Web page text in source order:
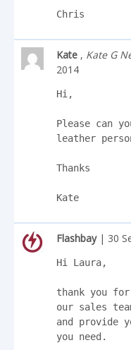
Chris
Kate , Kate G
2014
Hi,
Please can
leather
Thanks
Kate
Flashbay | 30
Hi Laura,
thank you
our sales
and provide
you need.